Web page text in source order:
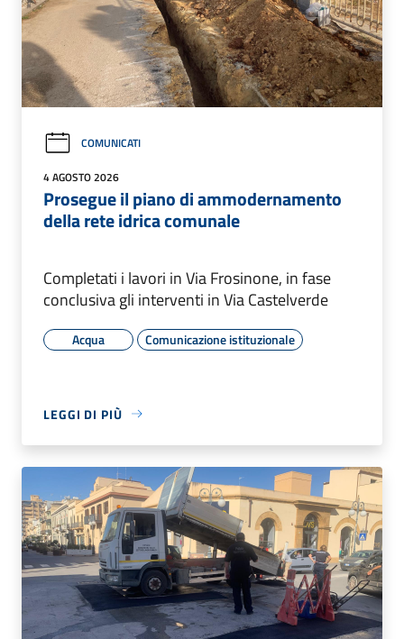
COMUNICATI
4 AGOSTO 2026
Prosegue il piano di ammodernamento
della rete idrica comunale
Completati i lavori in Via Frosinone, in fase
conclusiva gli interventi in Via Castelverde
Acqua Comunicazione istituzionale
LEGGI DI PIÙ